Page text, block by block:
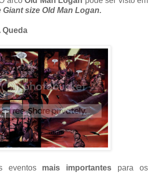
Giant size Old Man Logan.
Queda
eventos mais importantes para os